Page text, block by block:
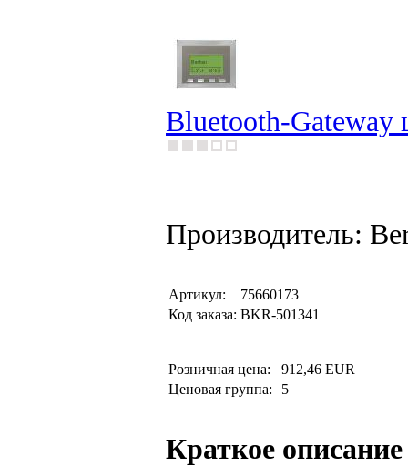
Bluetooth-Gateway
Производитель:
Артикул:
75660173
Код заказа: BKR-501341
Розничная цена:
912,46 EUR
Ценовая группа:
5
Краткое описание